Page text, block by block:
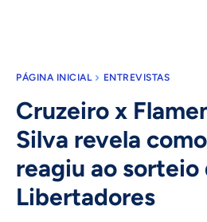
PÁGINA INICIAL ENTREVISTAS
Cruzeiro x
Silva revela
reagiu ao sorteio
Libertadores